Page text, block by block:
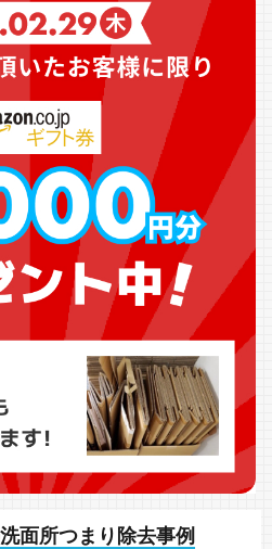
面所つまり除去事例